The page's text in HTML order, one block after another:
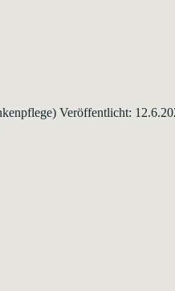
Veröffentlicht: